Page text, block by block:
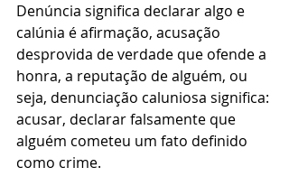
Denúncia significa declarar algo e
calúnia é afirmação, acusação
desprovida de verdade que ofende a
honra, a reputação de alguém, ou
seja, denunciação caluniosa significa:
acusar, declarar falsamente que
alguém cometeu um fato definido
como crime.